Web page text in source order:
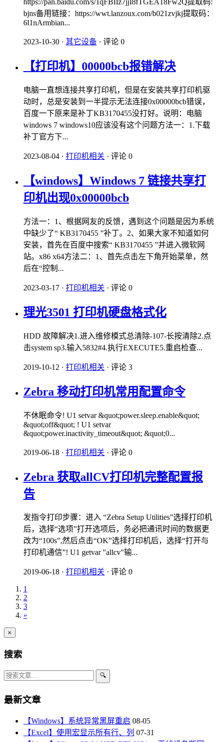
https://pan.baidu.com/s/1qFBIIz7jjI8fTGEA18Fw2Q提取码:
bjns备用链接：https://wwt.lanzoux.com/b021zvjkj提取码：
6l1nArmbian...
2023-10-30 · 其它设备 · 评论 0
【打印机】00000bcb报错解决
电脑一直想连接共享打印机，但是在安装共享打印机驱
动时，总是安装到一半提示无法连接0x00000bcb错误，
百度一下原来是补丁KB3170455没打好。说明：电脑
windows 7 windows10应该没有这个问题方法一：1.下载
补丁官方下...
2023-08-04 · 打印机相关 · 评论 0
【windows】Windows 7 链接共享打
印机出现0x00000bcb
方法一：1、根据网友的反馈，遇到这个问题是因为系统
中缺少了“ KB3170455 ”补丁。2、如果大家不知道如何
安装，首先在百度中搜索“ KB3170455 ”并进入微软网
站。x86 x64方法二：1、首先点击左下角开始菜单，然
后在“控制...
2023-03-17 · 打印机相关 · 评论 0
理光3501 打印机硬盘格式化
HDD 故障解决1.进入维修模式总清除-107-长按清除2.点
击system sp3.输入5832#4.执行EXECUTE5.重启检查...
2019-10-12 · 打印机相关 · 评论 3
Zebra 移动打印机常用配置命令
不休眠命令! U1 setvar &quot;power.sleep.enable&quot;
&quot;off&quot; ! U1 setvar
&quot;power.inactivity_timeout&quot; &quot;0...
2019-06-18 · 打印机相关 · 评论 0
Zebra 获取allCV打印机完整配置报
告
发指令打印步骤：进入 “Zebra Setup Utilities”选择打印机
后，选择“选项”打开选项后，务必把通讯时间的数据更
改为“100s”,然后点击“OK”选择打印机后，选择“打开与
打印机通信”! U1 getvar "allcv"输...
2019-06-18 · 打印机相关 · 评论 0
1
2
3
»
×
搜索
🔍
最新文章
【Windows】系统异常黑屏重启 08-05
【Excel】使用宏显示所有行、列 07-31